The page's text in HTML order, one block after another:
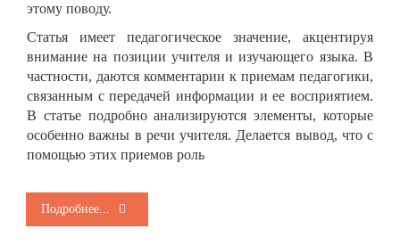
этому поводу.
Статья имеет педагогическое значение, акцентируя
внимание на позиции учителя и изучающего языка. В
частности, даются комментарии к приемам педагогики,
связанным с передачей информации и ее восприятием.
В статье подробно анализируются элементы, которые
особенно важны в речи учителя. Делается вывод, что с
помощью этих приемов роль
Подробнее...